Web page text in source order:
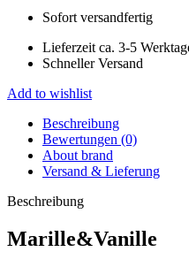
Sofort versandfertig
Lieferzeit ca. 3-5
Schneller Versand
Add to wishlist
Beschreibung
Bewertungen (0)
About brand
Versand & Lieferung
Beschreibung
Marille&Vanille